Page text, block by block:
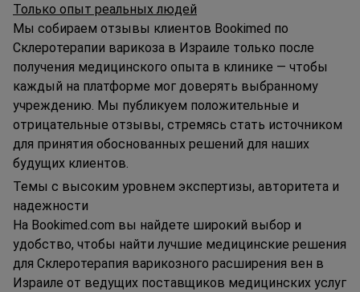
Только опыт реальных людей
Мы собираем отзывы клиентов Bookimed по
Склеротерапии варикоза в Израиле только после
получения медицинского опыта в клинике — чтобы
каждый на платформе мог доверять выбранному
учреждению. Мы публикуем положительные и
отрицательные отзывы, стремясь стать источником
для принятия обоснованных решений для наших
будущих клиентов.
Темы с высоким уровнем экспертизы, авторитета и
надежности
На Bookimed.com вы найдете широкий выбор и
удобство, чтобы найти лучшие медицинские решения
для Склеротерапия варикозного расширения вен в
Израиле от ведущих поставщиков медицинских услуг